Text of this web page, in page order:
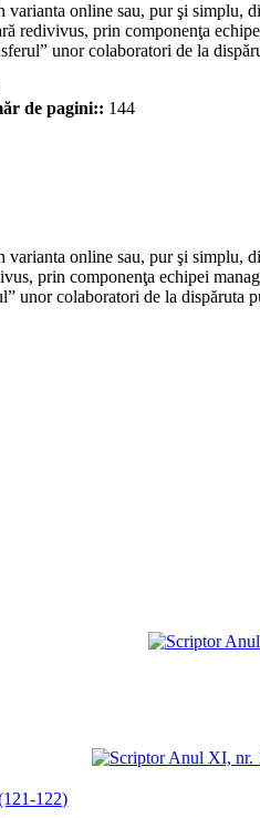
online sau, pur şi simplu,
redivivus, prin componenţa
unor colaboratori de la
de pagini:: 144
online sau, pur şi simplu,
prin componenţa echipei
unor colaboratori de la
122)